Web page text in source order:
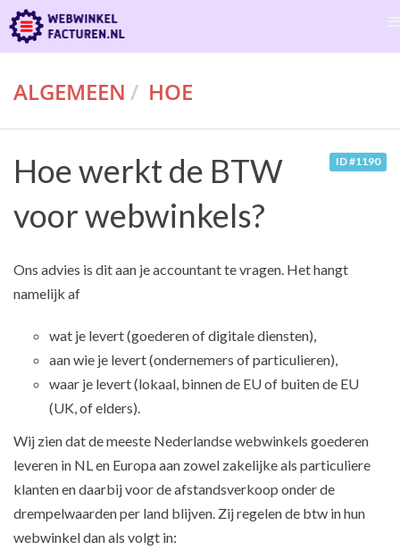
ALGEMEEN HOE
ID #1190
Hoe werkt de BTW
voor webwinkels?
Ons advies is dit aan je accountant te vragen. Het hangt
namelijk af
wat je levert (goederen of digitale diensten),
aan wie je levert (ondernemers of particulieren),
waar je levert (lokaal, binnen de EU of buiten de EU
(UK, of elders).
Wij zien dat de meeste Nederlandse webwinkels goederen
leveren in NL en Europa aan zowel zakelijke als particuliere
klanten en daarbij voor de afstandsverkoop onder de
drempelwaarden per land blijven. Zij regelen de btw in hun
webwinkel dan als volgt in: